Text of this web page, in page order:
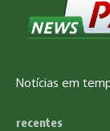
Notícias em
recentes